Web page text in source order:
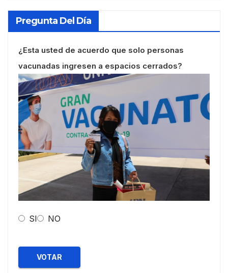
Pregunta Del Día
¿Esta usted de acuerdo que solo personas
vacunadas ingresen a espacios cerrados?
SI NO
VOTAR